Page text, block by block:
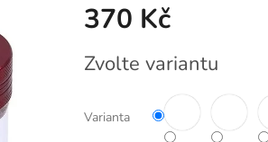
370 Kč
cena:
Zvolte variantu
Varianta